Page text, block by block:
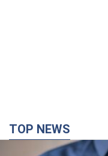
Що мають діяти
позику"